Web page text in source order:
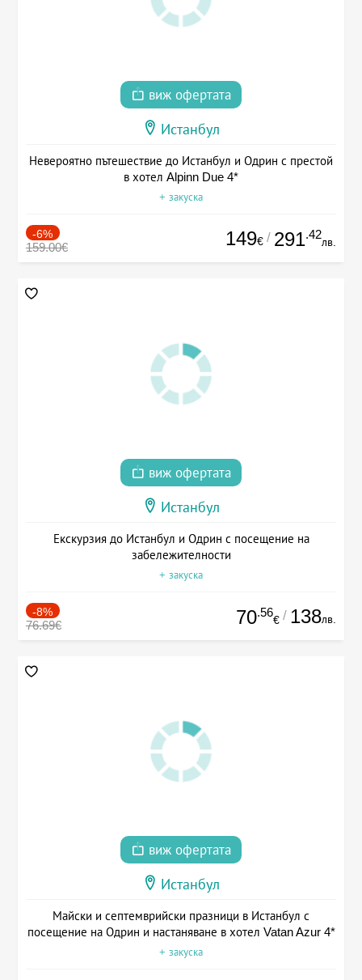
виж офертата
Истанбул
Невероятно пътешествие до Истанбул и Одрин с престой
в хотел Alpinn Due 4*
+ закуска
-6%
159.00€ 149€ / 291.42
лв.
виж офертата
Истанбул
Екскурзия до Истанбул и Одрин с посещение на
забележителности
+ закуска
-8%
76.69€ 70.56
€ / 138лв.
виж офертата
Истанбул
Майски и септемврийски празници в Истанбул с
посещение на Одрин и настаняване в хотел Vatan Azur 4*
+ закуска